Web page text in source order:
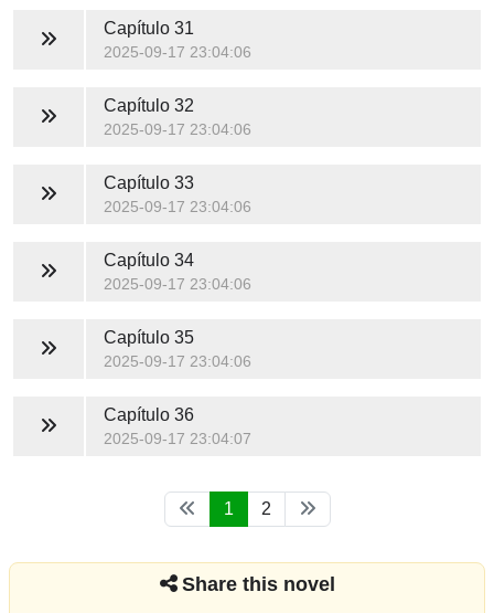
Capítulo 31
2025-09-17 23:04:06
Capítulo 32
2025-09-17 23:04:06
Capítulo 33
2025-09-17 23:04:06
Capítulo 34
2025-09-17 23:04:06
Capítulo 35
2025-09-17 23:04:06
Capítulo 36
2025-09-17 23:04:07
1 2
Share this novel